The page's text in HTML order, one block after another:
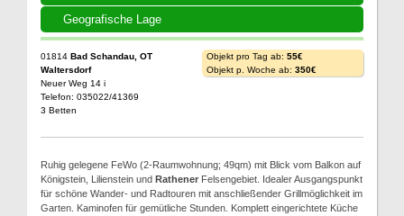
Geografische Lage
01814 Bad Schandau, OT
Waltersdorf
Neuer Weg 14 i
Telefon: 035022/41369
3 Betten
Objekt pro Tag ab: 55€
Objekt p. Woche ab: 350€
Ruhig gelegene FeWo (2-Raumwohnung; 49qm) mit Blick vom Balkon auf
Königstein, Lilienstein und Rathener Felsengebiet. Idealer Ausgangspunkt
für schöne Wander- und Radtouren mit anschließender Grillmöglichkeit im
Garten. Kaminofen für gemütliche Stunden. Komplett eingerichtete Küche